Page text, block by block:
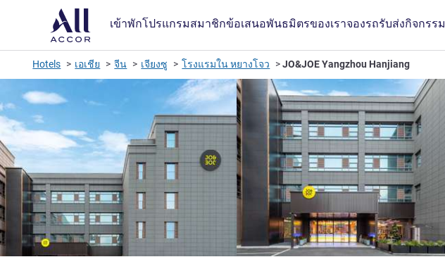
เข้าพักโปรแกรมสมาชิกข้อเสนอพันธมิตรของเราจองรถรับส่งกิจกรรม
Hotels เอเชีย จีน เจียงซู โรงแรมใน หยางโจว JO&JOE Yangzhou Hanjiang